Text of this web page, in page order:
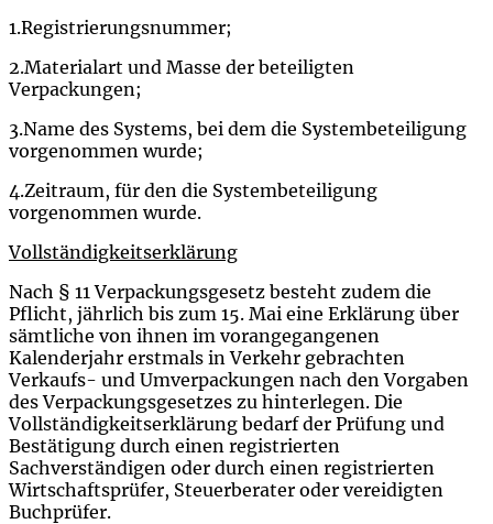
1.Registrierungsnummer;
2.Materialart und Masse der beteiligten
Verpackungen;
3.Name des Systems, bei dem die Systembeteiligung
vorgenommen wurde;
4.Zeitraum, für den die Systembeteiligung
vorgenommen wurde.
Vollständigkeitserklärung
Nach § 11 Verpackungsgesetz besteht zudem die
Pflicht, jährlich bis zum 15. Mai eine Erklärung über
sämtliche von ihnen im vorangegangenen
Kalenderjahr erstmals in Verkehr gebrachten
Verkaufs- und Umverpackungen nach den Vorgaben
des Verpackungsgesetzes zu hinterlegen. Die
Vollständigkeitserklärung bedarf der Prüfung und
Bestätigung durch einen registrierten
Sachverständigen oder durch einen registrierten
Wirtschaftsprüfer, Steuerberater oder vereidigten
Buchprüfer.